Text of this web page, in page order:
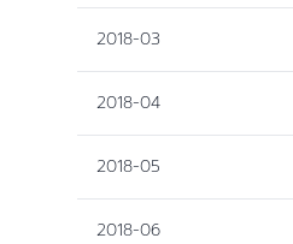
2018-03
2018-04
2018-05
2018-06